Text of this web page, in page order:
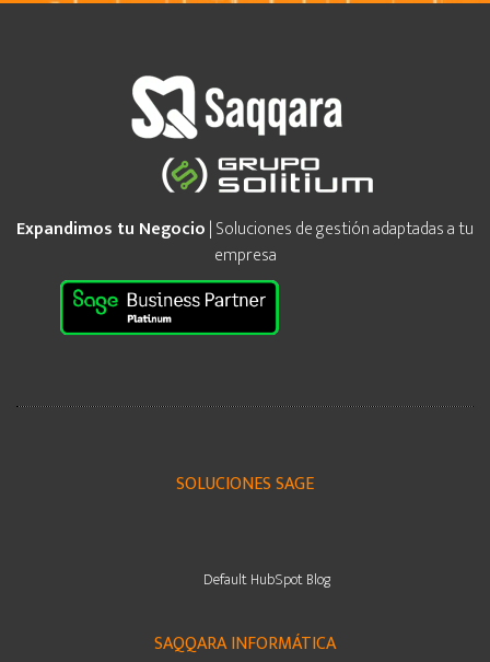
Expandimos tu Negocio| Soluciones de gestión adaptadas a tu
empresa
SOLUCIONES SAGE
Default HubSpot Blog
SAQQARA INFORMÁTICA